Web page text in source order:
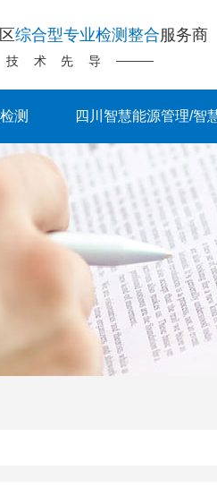
综合型专业检测整合服务商
技术先导
测 四川智慧能源管理/智